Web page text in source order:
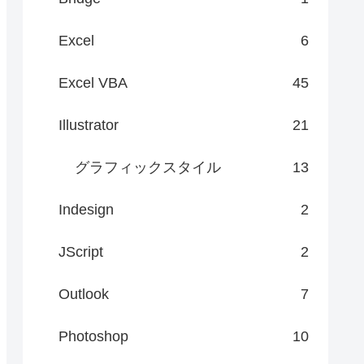
Excel 6
Excel VBA 45
Illustrator 21
グラフィックスタイル 13
Indesign 2
JScript 2
Outlook 7
Photoshop 10